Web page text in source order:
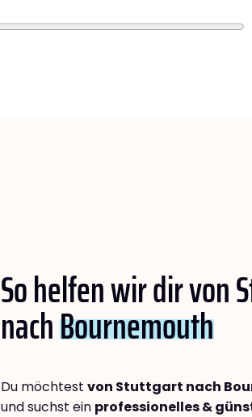
So helfen wir dir von
nachBournemouth
Du möchtest von Stuttgart nach
und suchst ein professionelles &